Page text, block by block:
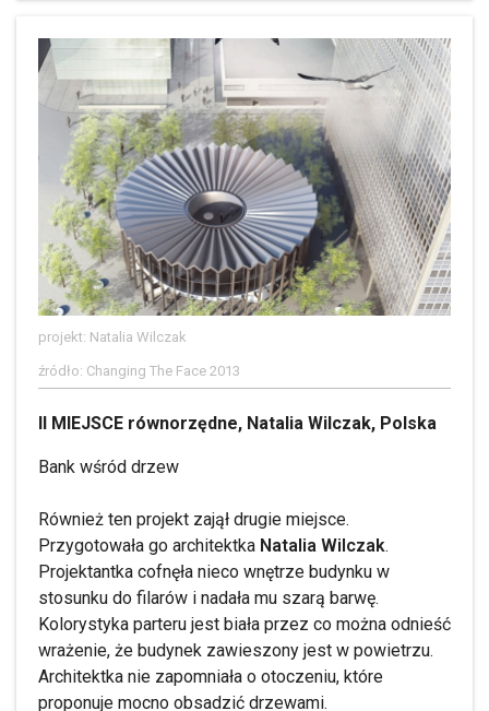
projekt: Natalia Wilczak
źródło: Changing The Face 2013
II MIEJSCE równorzędne, Natalia Wilczak, Polska
Bank wśród drzew
Również ten projekt zajął drugie miejsce.
Przygotowała go architektka Natalia Wilczak.
Projektantka cofnęła nieco wnętrze budynku w
stosunku do filarów i nadała mu szarą barwę.
Kolorystyka parteru jest biała przez co można odnieść
wrażenie, że budynek zawieszony jest w powietrzu.
Architektka nie zapomniała o otoczeniu, które
proponuje mocno obsadzić drzewami.